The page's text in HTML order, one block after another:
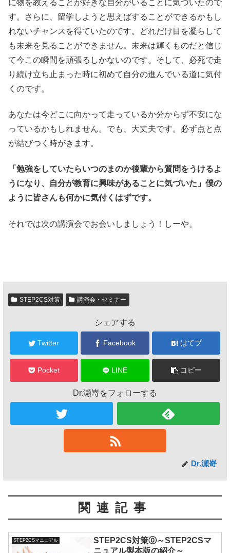
に物を教えることが好きな自分がいることに気づいたので
す。さらに、留学しようと思えばすることができるかもし
れないチャンスを得ていたのです。どれだけ目を凝らして
も未来を見ることができません。未来は輝くものだと信じ
て今この瞬間を頑張るしかないのです。そして、必死で走
り続け立ち止まった時に初めて自分の進んでいる道に気付
くのです。
あなたは今どこに向かって走っているか分からず不安にな
っているかもしれません。でも、大丈夫です。必ず点と点
が結びつく時がきます。
「勉強をしていたらいつのまのか後輩から質問をうけるよ
うになり、自分が教育に興味があることに気づいた」僕の
ように皆さんも何かに気付くはずです。
それでは次の講演会でお会いしましょう！しーや。
STEP2CS対策 講演会・セミナー
シェアする
Twitter Facebook はてブ
Pocket LINE コピー
Dr.瀬嵜をフォローする
Dr.瀬嵜
関連記事
STEP2CSマニュアル
STEP2CS対策⓪～STEP2CSマ
ニュアル製本版の紹介～